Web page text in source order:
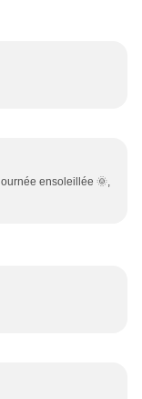
ensoleillée 🌞,